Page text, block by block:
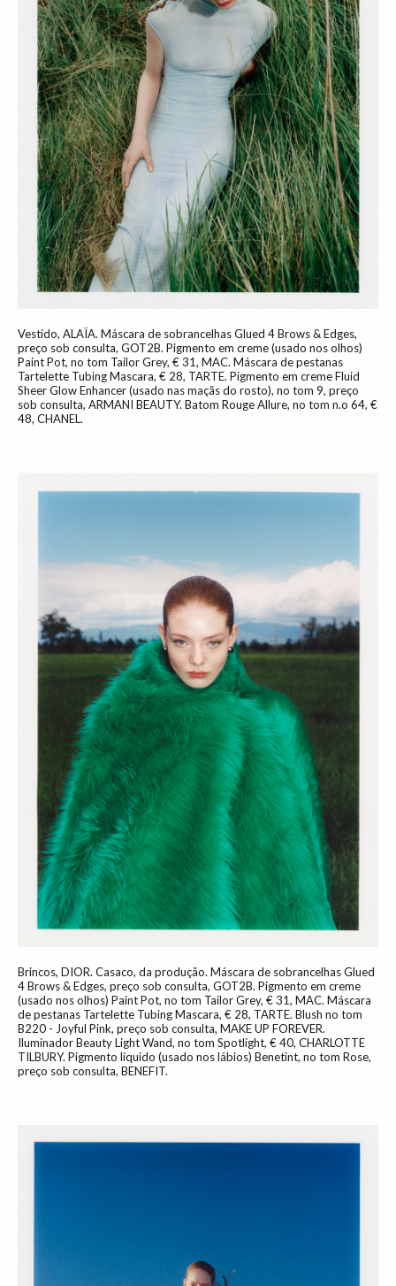
Vestido, ALAÏA. Máscara de sobrancelhas Glued 4 Brows & Edges,
preço sob consulta, GOT2B. Pigmento em creme (usado nos olhos)
Paint Pot, no tom Tailor Grey, € 31, MAC. Máscara de pestanas
Tartelette Tubing Mascara, € 28, TARTE. Pigmento em creme Fluid
Sheer Glow Enhancer (usado nas maçãs do rosto), no tom 9, preço
sob consulta, ARMANI BEAUTY. Batom Rouge Allure, no tom n.o 64, €
48, CHANEL.
Brincos, DIOR. Casaco, da produção. Máscara de sobrancelhas Glued
4 Brows & Edges, preço sob consulta, GOT2B. Pigmento em creme
(usado nos olhos) Paint Pot, no tom Tailor Grey, € 31, MAC. Máscara
de pestanas Tartelette Tubing Mascara, € 28, TARTE. Blush no tom
B220 - Joyful Pink, preço sob consulta, MAKE UP FOREVER.
Iluminador Beauty Light Wand, no tom Spotlight, € 40, CHARLOTTE
TILBURY. Pigmento líquido (usado nos lábios) Benetint, no tom Rose,
preço sob consulta, BENEFIT.